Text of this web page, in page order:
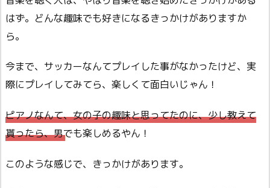
はず。どんな趣味でも好きになるきっかけがありますか
ら。
今まで、サッカーなんてプレイした事がなかったけど、実
際にプレイしてみてら、楽しくて面白いじゃん！
ピアノなんて、女の子の趣味と思ってたのに、少し教えて
貰ったら、男でも楽しめるやん！
このような感じで、きっかけがあります。